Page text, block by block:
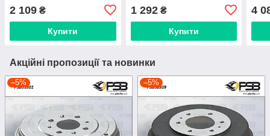
2 109 ₴
Купити
1 292₴
Купити
4
Акційні пропозиції та новинки
–5% –5%